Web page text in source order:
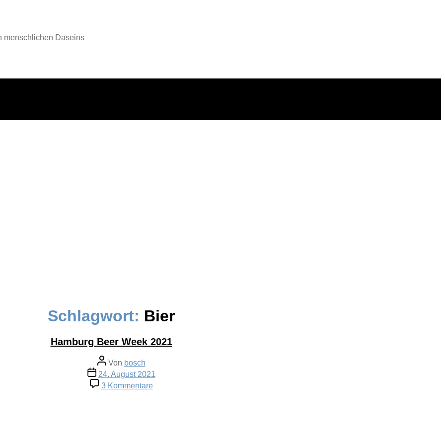
menschlichen Daseins
Schlagwort: Bier
Hamburg Beer Week 2021
Beitragsautor
Von bosch
Veröffentlichungsdatum
24. August 2021
3 Kommentarezu
Hamburg